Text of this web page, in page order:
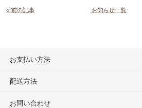
« 前の記事 お知らせ一覧
お支払い方法
配送方法
お問い合わせ